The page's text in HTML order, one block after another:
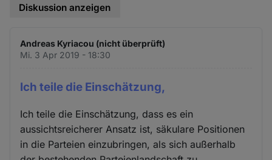
Diskussion anzeigen
Andreas Kyriacou (nicht überprüft)
Mi. 3 Apr 2019 - 18:30
Ich teile die Einschätzung,
Ich teile die Einschätzung, dass es ein
aussichtsreicherer Ansatz ist, säkulare Positionen
in die Parteien einzubringen, als sich außerhalb